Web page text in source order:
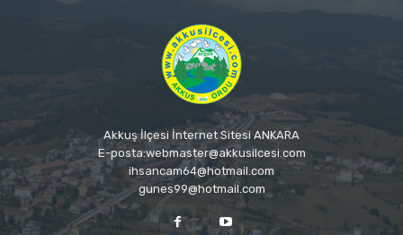
Akkuş İlçesi İnternet Sitesi ANKARA
E-posta:webmaster@akkusilcesi.com
ihsancam64@hotmail.com
gunes99@hotmail.com